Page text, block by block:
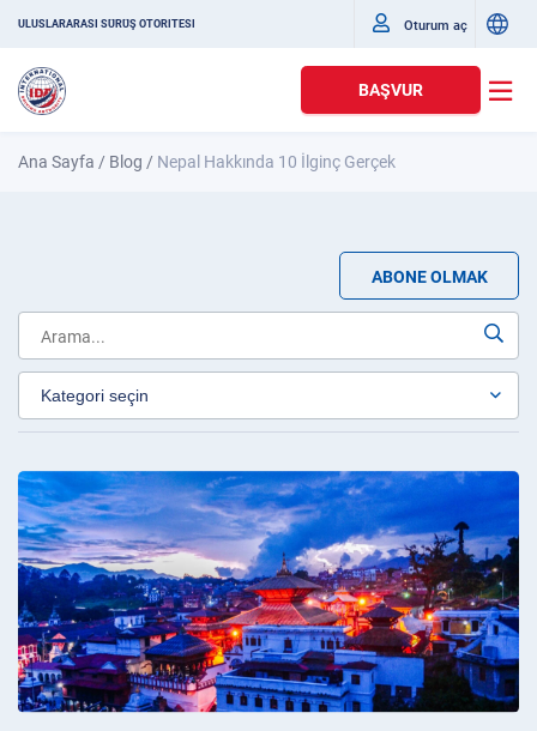
ULUSLARARASI SÜRÜŞ OTORITESI Oturum aç
BAŞVUR
Ana Sayfa / Blog / Nepal Hakkında 10 İlginç Gerçek
ABONE OLMAK